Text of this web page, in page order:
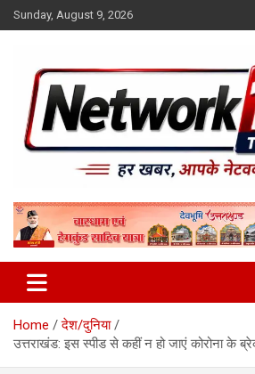
Skip
to
Sunday, August 9, 2026
Network10tv
Home
देश/दुनिया
उत्तराखंड: इस स्पीड से कहीं न हो जाएं कोरोना के